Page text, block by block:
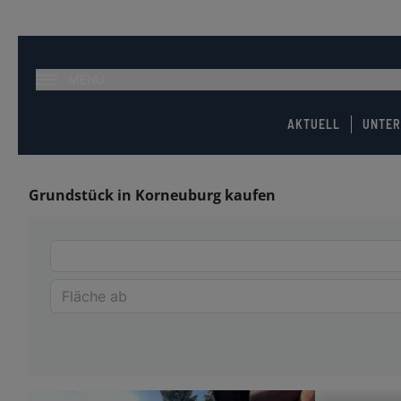
AKTUELL
Grundstück in Korneuburg kaufen